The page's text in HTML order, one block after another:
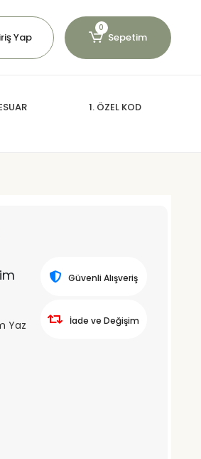
Yap
0
Sepetim
1. ÖZEL KOD
Yaz
Güvenli Alışveriş
İade ve Değişim